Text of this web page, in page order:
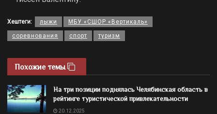
Хештеги: лыжи МБУ «СШОР «Вертикаль»
соревнования спорт туризм
Похожие темы
На три позиции поднялась Челябинская область в
рейтинге туристической привлекательности
20.12.2025